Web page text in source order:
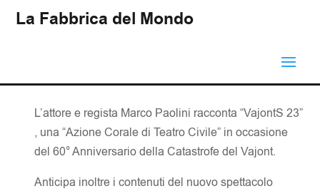
La Fabbrica del Mondo
L’attore e regista Marco Paolini racconta “VajontS 23”
, una “Azione Corale di Teatro Civile” in occasione
del 60° Anniversario della Catastrofe del Vajont.
Anticipa inoltre i contenuti del nuovo spettacolo